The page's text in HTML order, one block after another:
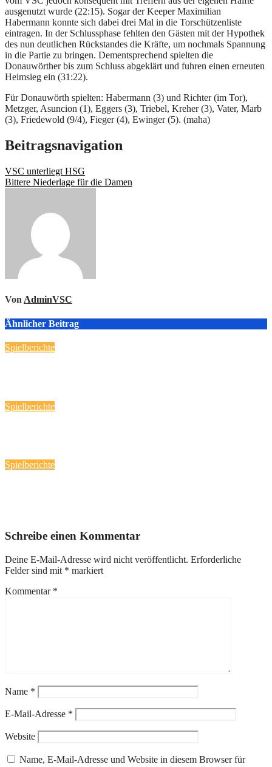
ausgenutzt wurde (22:15). Sogar der Keeper Maximilian
Habermann konnte sich dabei drei Mal in die Torschützenliste
eintragen. In der Schlussphase fehlten den Gästen mit der Hypothek
des nun deutlichen Rückstandes die Kräfte, um nochmals Spannung
in die Partie zu bringen. Dementsprechend spielten die
Donauwörther bis zum Schluss abgeklärt und fuhren einen erneuten
Heimsieg ein (31:22).
Für Donauwörth spielten: Habermann (3) und Richter (im Tor),
Metzger, Asuncion (1), Eggers (3), Triebel, Kreher (3), Vater, Marb
(3), Friedewold (9/4), Fieger (4), Ewinger (5). (maha)
Beitragsnavigation
VSC unterliegt HSG
Bittere Niederlage für die Damen
VonAdminVSC
Ähnlicher Beitrag
Spielberichte
Spielberichte
Spielberichte
Schreibe einen Kommentar
Deine E-Mail-Adresse wird nicht veröffentlicht. Erforderliche
Felder sind mit * markiert
Kommentar *
Name *
E-Mail-Adresse *
Website
Name, E-Mail-Adresse und Website in diesem Browser für